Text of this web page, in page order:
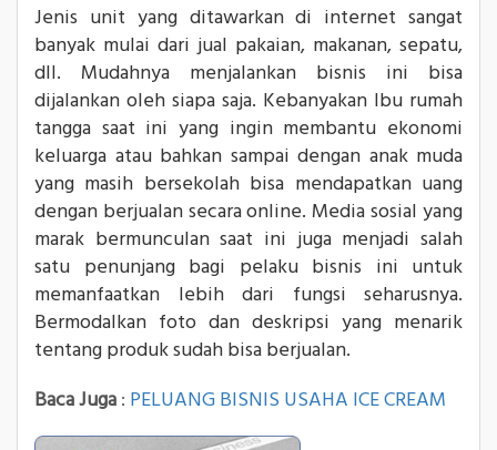
Jenis unit yang ditawarkan di internet sangat
banyak mulai dari jual pakaian, makanan, sepatu,
dll. Mudahnya menjalankan bisnis ini bisa
dijalankan oleh siapa saja. Kebanyakan Ibu rumah
tangga saat ini yang ingin membantu ekonomi
keluarga atau bahkan sampai dengan anak muda
yang masih bersekolah bisa mendapatkan uang
dengan berjualan secara online. Media sosial yang
marak bermunculan saat ini juga menjadi salah
satu penunjang bagi pelaku bisnis ini untuk
memanfaatkan lebih dari fungsi seharusnya.
Bermodalkan foto dan deskripsi yang menarik
tentang produk sudah bisa berjualan.
Baca Juga: PELUANG BISNIS USAHA ICE CREAM